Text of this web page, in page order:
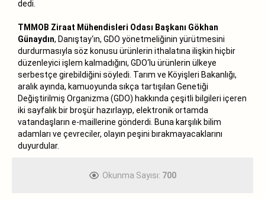
dedi.
TMMOB Ziraat Mühendisleri Odası Başkanı Gökhan
Günaydın, Danıştay‘ın, GDO yönetmeliğinin yürütmesini
durdurmasıyla söz konusu ürünlerin ithalatına ilişkin hiçbir
düzenleyici işlem kalmadığını, GDO‘lu ürünlerin ülkeye
serbestçe girebildiğini söyledi. Tarım ve Köyişleri Bakanlığı,
aralık ayında, kamuoyunda sıkça tartışılan Genetiği
Değiştirilmiş Organizma (GDO) hakkında çeşitli bilgileri içeren
iki sayfalık bir broşür hazırlayıp, elektronik ortamda
vatandaşların e-maillerine gönderdi. Buna karşılık bilim
adamları ve çevreciler, olayın peşini bırakmayacaklarını
duyurdular.
Okunma Sayısı: 700